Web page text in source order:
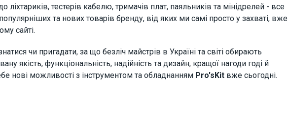
ліхтариків, тестерів кабелю, тримачів плат, паяльників та мінідрелей - все
та нових товарів бренду, від яких ми самі просто у захваті, вже
сайті.
чи пригадати, за що безліч майстрів в Україні та світі обирають
якість, функціональність, надійність та дизайн, кращої нагоди годі й
нові можливості з інструментом та обладнанням Pro'sKitвже сьогодні.